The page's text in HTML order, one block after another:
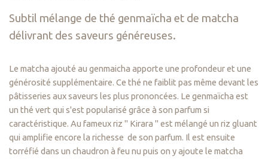
Subtil mélange de thé genmaïcha et de matcha
délivrant des saveurs généreuses.
Le matcha ajouté au genmaicha apporte une profondeur et une
générosité supplémentaire. Ce thé ne faiblit pas même devant les
pâtisseries aux saveurs les plus prononcées. Le genmaïcha est
un thé vert qui s'est popularisé grâce à son parfum si
caractéristique. Au fameux riz " Kirara " est mélangé un riz gluant
qui amplifie encore la richesse de son parfum. Il est ensuite
torréfié dans un chaudron à feu nu puis on y ajoute le matcha